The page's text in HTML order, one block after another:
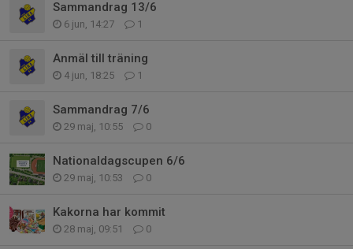
Sammandrag 13/6
6 jun, 14:27 1
Anmäl till träning
4 jun, 18:25 1
Sammandrag 7/6
29 maj, 10:55 0
Nationaldagscupen 6/6
29 maj, 10:53 0
Kakorna har kommit
28 maj, 09:51 0